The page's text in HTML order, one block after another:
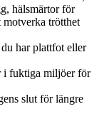
hälsmärtor för
motverka trötthet
har plattfot eller
i fuktiga miljöer för
slut för längre